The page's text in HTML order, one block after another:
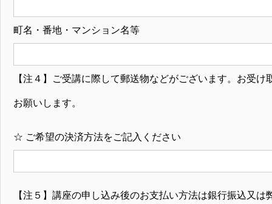
町名・番地・マンション名等
【注４】ご受講に際して郵送物などがございます。お受け
お願いします。
☆ ご希望の決済方法をご記入ください
【注５】講座の申し込み後のお支払い方法は銀行振込又は